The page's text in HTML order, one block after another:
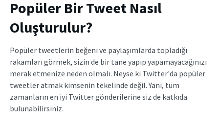
Popüler Bir Tweet Nasıl
Oluşturulur?
Popüler tweetlerin beğeni ve paylaşımlarda topladığı
rakamları görmek, sizin de bir tane yapıp yapamayacağınızı
merak etmenize neden olmalı. Neyse ki Twitter'da popüler
tweetler atmak kimsenin tekelinde değil. Yani, tüm
zamanların en iyi Twitter gönderilerine siz de katkıda
bulunabilirsiniz.